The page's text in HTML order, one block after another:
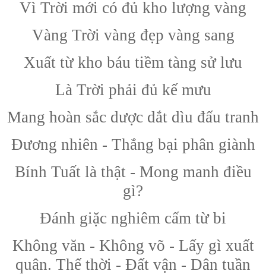
Vì Trời mới có đủ kho lượng vàng
Vàng Trời vàng đẹp vàng sang
Xuất từ kho báu tiềm tàng sử lưu
Là Trời phải đủ kế mưu
Mang hoàn sắc dược dắt dìu đấu tranh
Đương nhiên - Thắng bại phân giành
Bính Tuất là thật - Mong manh điều
gì?
Đánh giặc nghiêm cấm từ bi
Không văn - Không võ - Lấy gì xuất
quân. Thế thời - Đất vận - Dân tuần